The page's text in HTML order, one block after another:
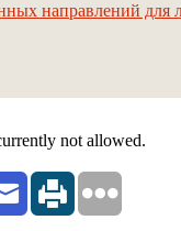
направлений для
not allowed.